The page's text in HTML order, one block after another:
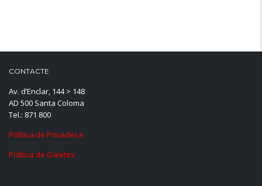
CONTACTE
Av. d’Enclar, 144 > 148
AD 500 Santa Coloma
Tel.: 871 800
Política de Privadesa
Política de Galetes